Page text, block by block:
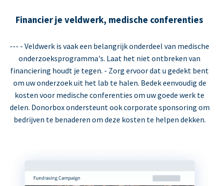
Financier je veldwerk, medische conferenties
--- - Veldwerk is vaak een belangrijk onderdeel van medische
onderzoeksprogramma's. Laat het niet ontbreken van
financiering houdt je tegen. - Zorg ervoor dat u gedekt bent
om uw onderzoek uit het lab te halen. Bedek eenvoudig de
kosten voor medische conferenties om uw goede werk te
delen. Donorbox ondersteunt ook corporate sponsoring om
bedrijven te benaderen om deze kosten te helpen dekken.